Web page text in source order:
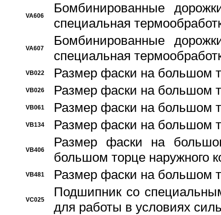
VA606
Бомбинированные
специальная
VA607
Бомбинированные
специальная
VB022 Размер фаски на большом
VB026 Размер фаски на большом
VB061 Размер фаски на большом
VB134 Размер фаски на большом
VB406
Размер фаски на
большом торце наружного
VB481 Размер фаски на большом
VC025
Подшипник со
для работы в условиях